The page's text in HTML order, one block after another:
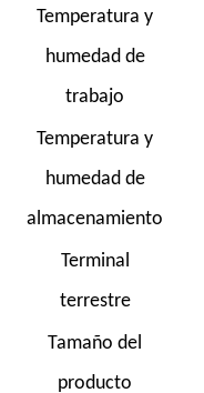
Temperatura y
humedad de
trabajo
Temperatura y
humedad de
almacenamiento
Terminal
terrestre
Tamaño del
producto